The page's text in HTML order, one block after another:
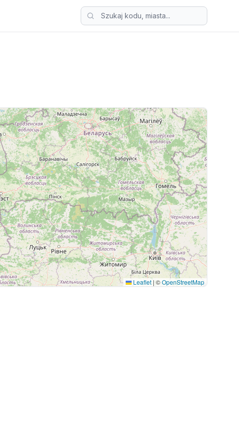
Leaflet | ©OpenStreetMap